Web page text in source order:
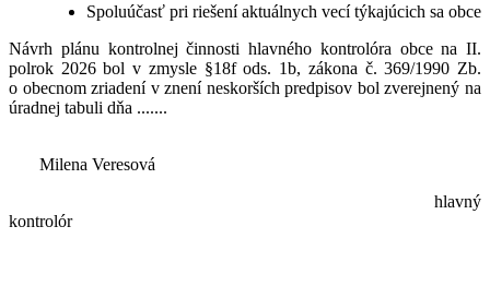
Spoluúčasť pri riešení aktuálnych vecí týkajúcich sa obce
Návrh plánu kontrolnej činnosti hlavného kontrolóra obce na II.
polrok 2026 bol v zmysle §18f ods. 1b, zákona č. 369/1990 Zb.
o obecnom zriadení v znení neskorších predpisov bol zverejnený na
úradnej tabuli dňa .......
Milena Veresová
hlavný
kontrolór